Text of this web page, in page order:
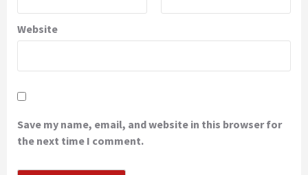
Website
Save my name, email, and website in this browser for
the next time I comment.